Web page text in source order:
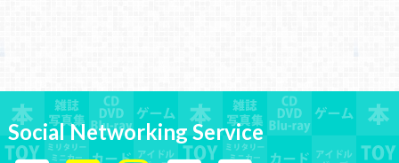
Social Networking Service